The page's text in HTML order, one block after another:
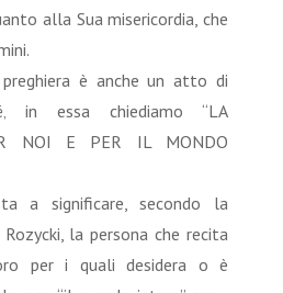
alla Sua misericordia, che
è anche un atto di
in essa chiediamo “LA
NOI E PER IL MONDO
a significare, secondo la
la persona che recita
per i quali desidera o è